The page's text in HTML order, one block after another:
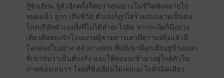
กู้ซิงเยียน รู้ตัวอีกครั้งก็พบว่าทุกอย่างในชีวิตพังทลายไป
หมดแล้ว ลูกๆ เสียชีวิต ตัวเองก็ถูกใส่ร้ายจนกลายเป็นคน
โกงบริษัทตัวเองทั้งที่ไม่ได้ทำอะไรผิด หากจะผิดก็มีอย่าง
เดียวคือหลงรักโง่งมงายผู้ชายสารเลวที่ความจริงแล้วมี
โลกสองใบอย่าง หลัวจางหย่ง ที่แท้เขามีลูกเมียอยู่ข้างนอก
ที่เขานับว่าเป็นตัวจริง และให้หล่อนเข้ามาอยู่ใกล้ตัวใน
ภาพของเลขาฯ โดยที่ซิงเยียนไม่เคยเอะใจสักนิดเดียว